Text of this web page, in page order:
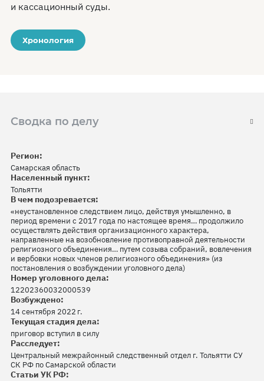
и кассационный суды.
Хронология
Сводка по делу
Регион:
Самарская область
Населенный пункт:
Тольятти
В чем подозревается:
«неустановленное следствием лицо, действуя умышленно, в
период времени с 2017 года по настоящее время… продолжило
осуществлять действия организационного характера,
направленные на возобновление противоправной деятельности
религиозного объединения… путем созыва собраний, вовлечения
и вербовки новых членов религиозного объединения» (из
постановления о возбуждении уголовного дела)
Номер уголовного дела:
12202360032000539
Возбуждено:
14 сентября 2022 г.
Текущая стадия дела:
приговор вступил в силу
Расследует:
Центральный межрайонный следственный отдел г. Тольятти СУ
СК РФ по Самарской области
Статьи УК РФ: